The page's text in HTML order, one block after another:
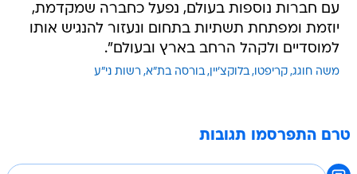
עם חברות נוספות בעולם, נפעל כחברה שמקדמת,
יוזמת ומפתחת תשתיות בתחום ונעזור להנגיש אותו
למוסדיים ולקהל הרחב בארץ ובעולם".
משה חוגג קריפטו בלוקצ'יין בורסה בת"א רשות ני"ע
טרם התפרסמו תגובות